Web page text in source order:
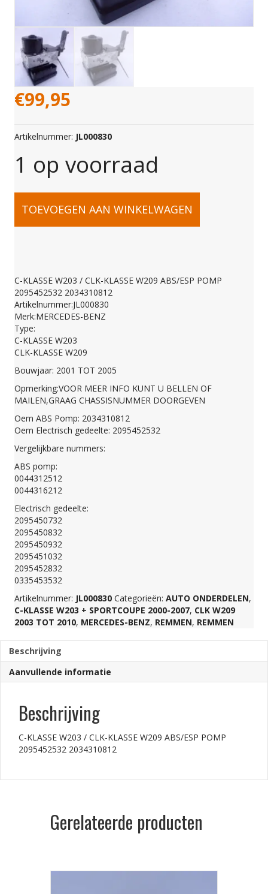
€99,95
Artikelnummer: JL000830
1 op voorraad
C-
W203
/
CLK-
KLASSE
W209
ABS/ESP
POMP
2095452532
2034310812
aantal
TOEVOEGEN AAN WINKELWAGEN
C-KLASSE W203 / CLK-KLASSE W209 ABS/ESP POMP
2095452532 2034310812
Artikelnummer:JL000830
Merk:MERCEDES-BENZ
Type:
C-KLASSE W203
CLK-KLASSE W209
Bouwjaar: 2001 TOT 2005
Opmerking:VOOR MEER INFO KUNT U BELLEN OF
MAILEN,GRAAG CHASSISNUMMER DOORGEVEN
Oem ABS Pomp: 2034310812
Oem Electrisch gedeelte: 2095452532
Vergelijkbare nummers:
ABS pomp:
0044312512
0044316212
Electrisch gedeelte:
2095450732
2095450832
2095450932
2095451032
2095452832
0335453532
Artikelnummer: JL000830 Categorieën: AUTO ONDERDELEN,
C-KLASSE W203 + SPORTCOUPE 2000-2007, CLK W209
2003 TOT 2010, MERCEDES-BENZ, REMMEN, REMMEN
Beschrijving
Aanvullende informatie
Beschrijving
C-KLASSE W203 / CLK-KLASSE W209 ABS/ESP POMP
2095452532 2034310812
Gerelateerde producten